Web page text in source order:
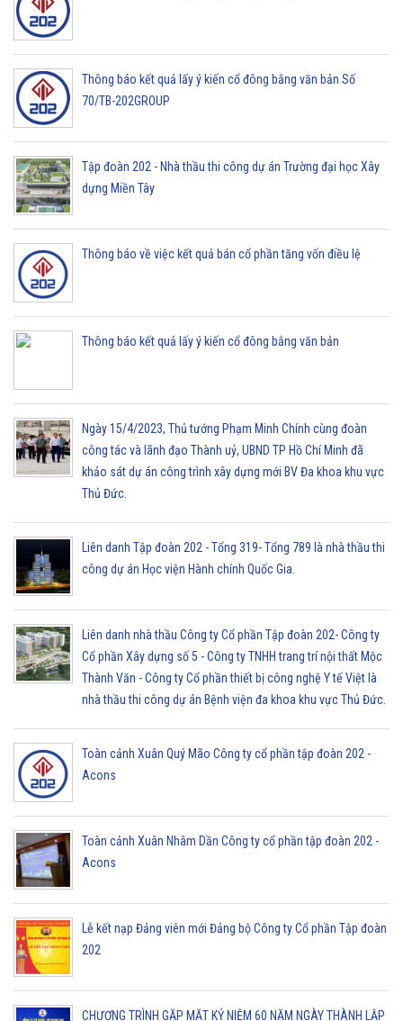
Thông báo kết quả lấy ý kiến cổ đông bằng văn bản Số
70/TB-202GROUP
Tập đoàn 202 - Nhà thầu thi công dự án Trường đại học Xây
dựng Miền Tây
Thông báo về việc kết quả bán cổ phần tăng vốn điều lệ
Thông báo kết quả lấy ý kiến cổ đông bằng văn bản
Ngày 15/4/2023, Thủ tướng Phạm Minh Chính cùng đoàn
công tác và lãnh đạo Thành uỷ, UBND TP Hồ Chí Minh đã
khảo sát dự án công trình xây dựng mới BV Đa khoa khu vực
Thủ Đức.
Liên danh Tập đoàn 202 - Tổng 319- Tổng 789 là nhà thầu thi
công dự án Học viện Hành chính Quốc Gia.
Liên danh nhà thầu Công ty Cổ phần Tập đoàn 202- Công ty
Cổ phần Xây dựng số 5 - Công ty TNHH trang trí nội thất Mộc
Thành Văn - Công ty Cổ phần thiết bị công nghệ Y tế Việt là
nhà thầu thi công dự án Bệnh viện đa khoa khu vực Thủ Đức.
Toàn cảnh Xuân Quý Mão Công ty cổ phần tập đoàn 202 -
Acons
Toàn cảnh Xuân Nhâm Dần Công ty cổ phần tập đoàn 202 -
Acons
Lễ kết nạp Đảng viên mới Đảng bộ Công ty Cổ phần Tập đoàn
202
CHƯƠNG TRÌNH GẶP MẶT KỶ NIỆM 60 NĂM NGÀY THÀNH LẬP